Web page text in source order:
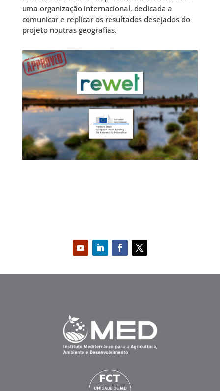
uma organização internacional, dedicada a
comunicar e replicar os resultados desejados do
projeto noutras geografias.